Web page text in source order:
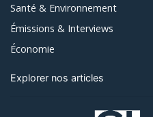
Santé & Environnement
Émissions & Interviews
Économie
Explorer nos articles